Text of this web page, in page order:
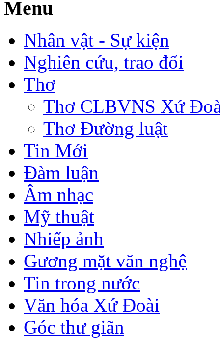
Menu
Nhân vật - Sự kiện
Nghiên cứu, trao đổi
Thơ
Thơ CLBVNS Xứ
Thơ Đường luật
Tin Mới
Đàm luận
Âm nhạc
Mỹ thuật
Nhiếp ảnh
Gương mặt văn nghệ
Tin trong nước
Văn hóa Xứ Đoài
Góc thư giãn